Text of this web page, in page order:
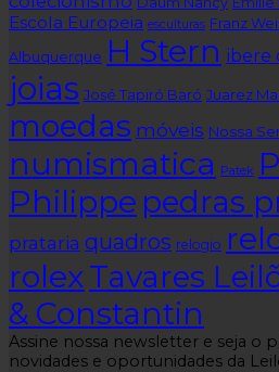
Escola Europeia esculturas Franz
Albuquerque H Stern ibere
joias José Tapiró Baró Juarez
moedas móveis Nossa
numismatica Patek
Philippe pedras
prataria quadros relogio
rolexTavares
& Constantin
Assine nossa newsletter e seja o
novidades e oportunidades da